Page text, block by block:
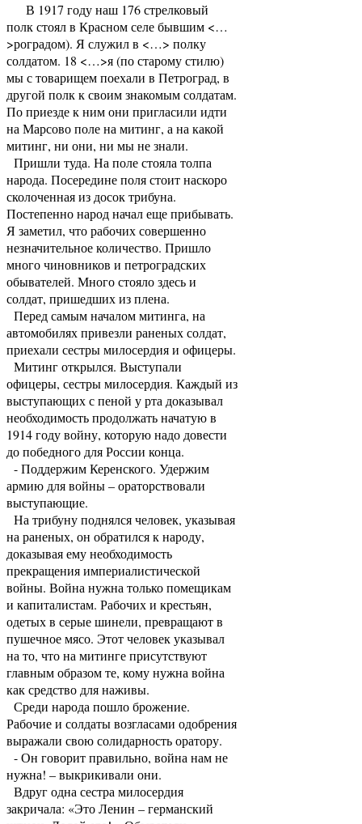
В 1917 году наш 176 стрелковый
полк стоял в Красном селе бывшим <…
>роградом). Я служил в <…> полку
солдатом. 18 <…>я (по старому стилю)
мы с товарищем поехали в Петроград, в
другой полк к своим знакомым солдатам.
По приезде к ним они пригласили идти
на Марсово поле на митинг, а на какой
митинг, ни они, ни мы не знали.
Пришли туда. На поле стояла толпа
народа. Посередине поля стоит наскоро
сколоченная из досок трибуна.
Постепенно народ начал еще прибывать.
Я заметил, что рабочих совершенно
незначительное количество. Пришло
много чиновников и петроградских
обывателей. Много стояло здесь и
солдат, пришедших из плена.
Перед самым началом митинга, на
автомобилях привезли раненых солдат,
приехали сестры милосердия и офицеры.
Митинг открылся. Выступали
офицеры, сестры милосердия. Каждый из
выступающих с пеной у рта доказывал
необходимость продолжать начатую в
1914 году войну, которую надо довести
до победного для России конца.
- Поддержим Керенского. Удержим
армию для войны – ораторствовали
выступающие.
На трибуну поднялся человек, указывая
на раненых, он обратился к народу,
доказывая ему необходимость
прекращения империалистической
войны. Война нужна только помещикам
и капиталистам. Рабочих и крестьян,
одетых в серые шинели, превращают в
пушечное мясо. Этот человек указывал
на то, что на митинге присутствуют
главным образом те, кому нужна война
как средство для наживы.
Среди народа пошло брожение.
Рабочие и солдаты возгласами одобрения
выражали свою солидарность оратору.
- Он говорит правильно, война нам не
нужна! – выкрикивали они.
Вдруг одна сестра милосердия
закричала: «Это Ленин – германский